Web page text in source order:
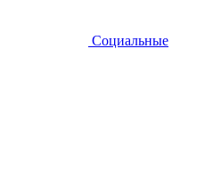
Социальные